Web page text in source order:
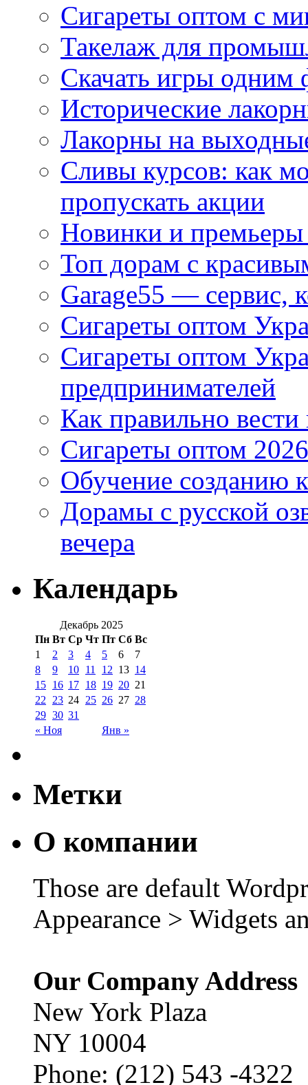
Сигареты оптом с
Такелаж для
Скачать игры одним
Исторические
Лакорны на
Сливы курсов: как
пропускать акции
Новинки и
Топ дорам с
Garage55 — сервис,
Сигареты оптом
Сигареты оптом
предпринимателей
Как правильно
Сигареты оптом
Обучение созданию
Дорамы с русской
вечера
Календарь
Декабрь 2025
Пн Вт Ср Чт Пт Сб Вс
« Ноя Янв »
1 2 3 4 5 6
7
8
9 10 11 12 13 14
15 16 17 18 19 20 21
22
23 24 25 26 27 28
29 30 31
Метки
О компании
Those are default
Appearance > Widgets
Our Company Address
New York Plaza
NY 10004
Phone: (212) 543 -4322